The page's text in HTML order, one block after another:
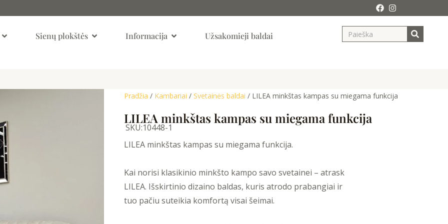
Open KambariaiSienų plokštės Open Sienų Plokštės
Informacija Open InformacijaUžsakomieji baldai Search
Pradžia / Kambariai / Svetainės baldai / LILEA minkštas kampas su miegama funkcija
LILEA minkštas kampas su miegama funkcija
SKU:10448-1
LILEA minkštas kampas su miegama funkcija.
Kai norisi klasikinio minkšto kampo savo svetainei – atrask
LILEA. Išskirtinio dizaino baldas, kuris atrodo prabangiai ir
tuo pačiu suteikia komfortą visai šeimai.